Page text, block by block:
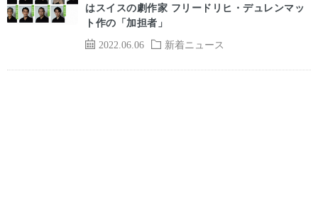
2022.06.06 新着ニュース
はスイスの劇作家 フリードリヒ・デュレンマッ
ト作の「加担者」